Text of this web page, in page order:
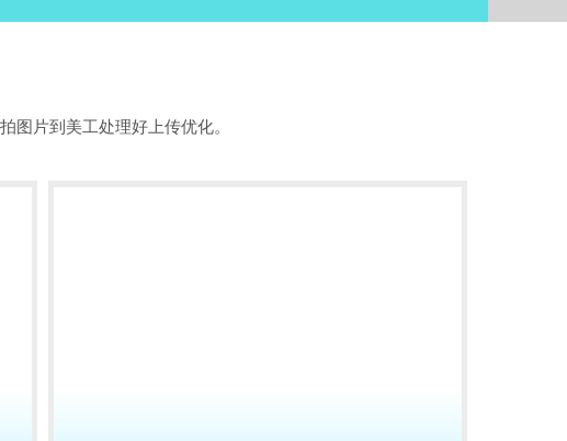
图片到美工处理好上传优化。